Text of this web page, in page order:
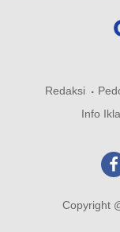
Redaksi
Info
Copyright